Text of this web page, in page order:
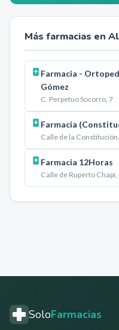
Más farmacias en
Farmacia -
Gómez
C. Perpetuo Socorro, 7
Farmacia
Calle de la
Farmacia 12Horas
Calle de Ruperto Chapí,
SoloFarmacias